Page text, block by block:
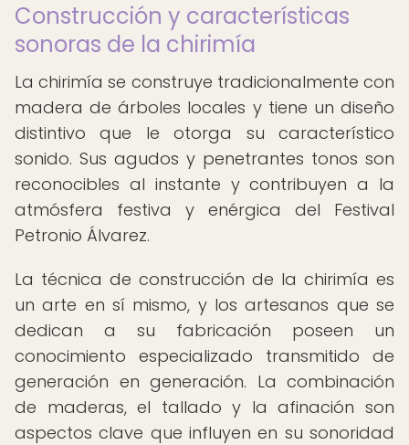
Construcción y características
sonoras de la chirimía
La chirimía se construye tradicionalmente con
madera de árboles locales y tiene un diseño
distintivo que le otorga su característico
sonido. Sus agudos y penetrantes tonos son
reconocibles al instante y contribuyen a la
atmósfera festiva y enérgica del Festival
Petronio Álvarez.
La técnica de construcción de la chirimía es
un arte en sí mismo, y los artesanos que se
dedican a su fabricación poseen un
conocimiento especializado transmitido de
generación en generación. La combinación
de maderas, el tallado y la afinación son
aspectos clave que influyen en su sonoridad